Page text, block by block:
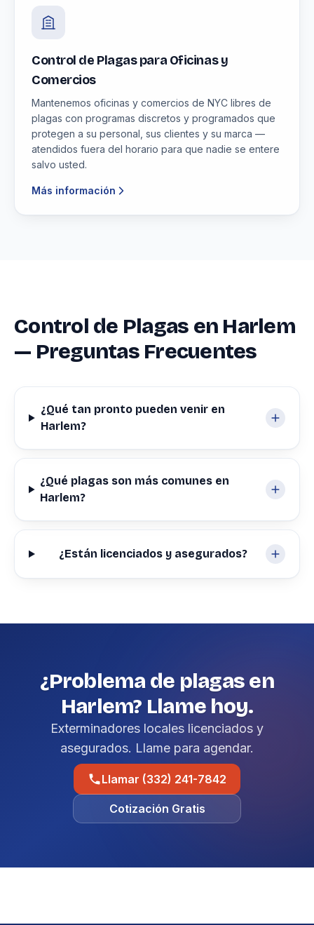
Control de Plagas para Oficinas y
Comercios
Mantenemos oficinas y comercios de NYC libres de
plagas con programas discretos y programados que
protegen a su personal, sus clientes y su marca —
atendidos fuera del horario para que nadie se entere
salvo usted.
Más información
Control de Plagas en Harlem
— Preguntas Frecuentes
¿Qué tan pronto pueden venir en
Harlem?
¿Qué plagas son más comunes en
Harlem?
¿Están licenciados y asegurados?
¿Problema de plagas en
Harlem? Llame hoy.
Exterminadores locales licenciados y
asegurados. Llame para agendar.
Llamar (332) 241-7842
Cotización Gratis